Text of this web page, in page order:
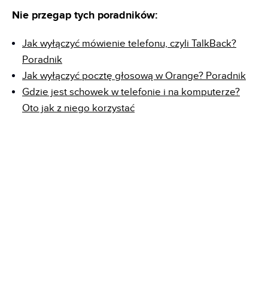
Nie przegap tych poradników:
Jak wyłączyć mówienie telefonu, czyli TalkBack?
Poradnik
Jak wyłączyć pocztę głosową w Orange? Poradnik
Gdzie jest schowek w telefonie i na komputerze?
Oto jak z niego korzystać